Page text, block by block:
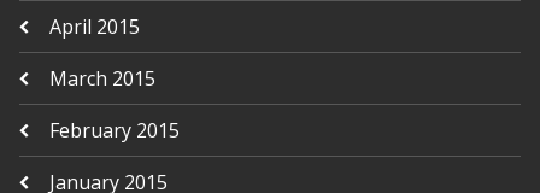
April 2015
March 2015
February 2015
January 2015